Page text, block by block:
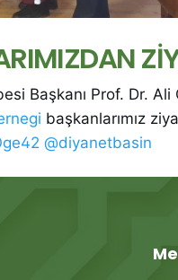
Başkanı Prof. Dr.
başkanlarımız
@diyanetbasin